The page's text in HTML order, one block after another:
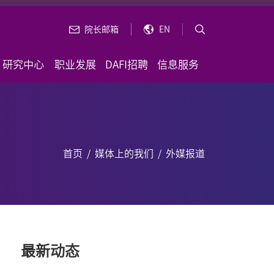
院长邮箱 EN
研究中心 职业发展 DAFI招聘 信息服务
首页 / 媒体上的我们 / 外媒报道
最新动态